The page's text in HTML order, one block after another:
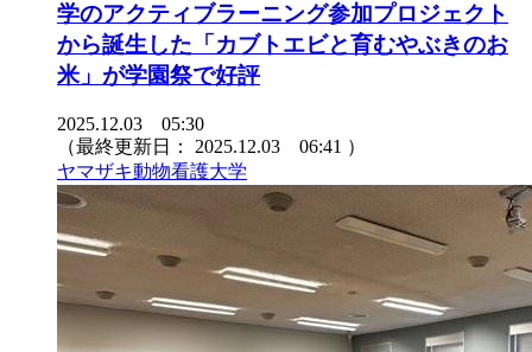
学のアクティブラーニング参加プロジェクト
から誕生した「カブトエビと育むやぶきのお
米」が学園祭で好評
2025.12.03 05:30
（最終更新日： 2025.12.03 06:41 ）
ヤマザキ動物看護大学